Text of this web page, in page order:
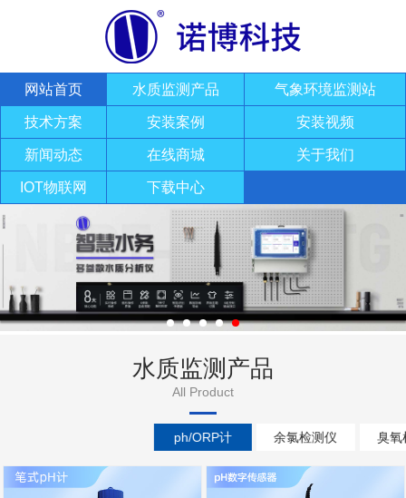
网站首页 水质监测产品 气象环境监测站
技术方案 安装案例 安装视频
新闻动态 在线商城 关于我们
IOT物联网 下载中心
水质监测产品
All Product
ph/ORP计 余氯检测仪 臭氧